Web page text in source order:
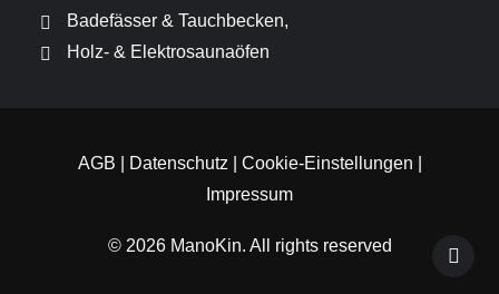
Badefässer & Tauchbecken,
Holz- & Elektrosaunaöfen
AGB Datenschutz Cookie-Einstellungen
Impressum
© 2026 ManoKin. All rights reserved